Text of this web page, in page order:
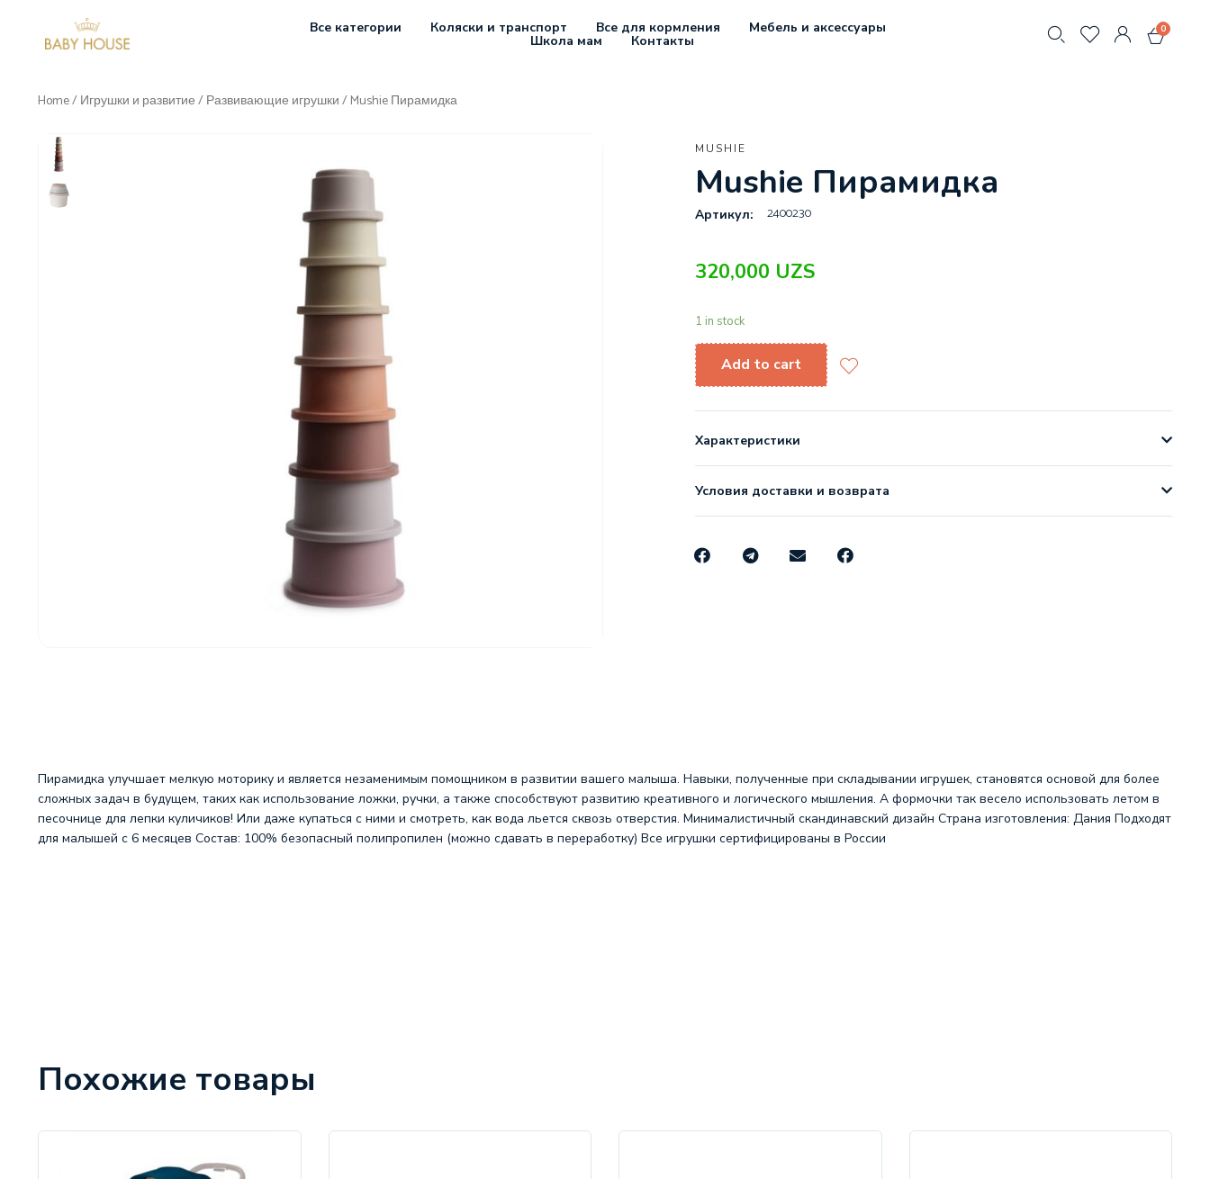
Все категории Коляски и транспорт Все для кормления Мебель и аксессуары
Школа мам Контакты
0
Home/Игрушки и развитие/Развивающие игрушки/ Mushie Пирамидка
MUSHIE
Mushie Пирамидка
Артикул: 2400230
320,000 UZS
1 in stock
Add to cart
Характеристики
Условия доставки и возврата
Пирамидка улучшает мелкую моторику и является незаменимым помощником в развитии вашего малыша. Навыки, полученные при складывании игрушек, становятся основой для более
сложных задач в будущем, таких как использование ложки, ручки, а также способствуют развитию креативного и логического мышления. А формочки так весело использовать летом в
песочнице для лепки куличиков! Или даже купаться с ними и смотреть, как вода льется сквозь отверстия. Минималистичный скандинавский дизайн Страна изготовления: Дания Подходят
для малышей с 6 месяцев Состав: 100% безопасный полипропилен (можно сдавать в переработку) Все игрушки сертифицированы в России
Похожие товары